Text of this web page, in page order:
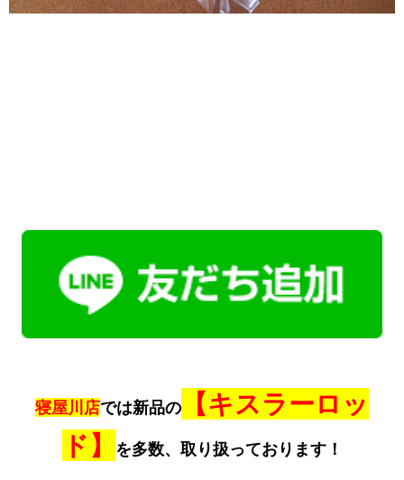
寝屋川店では新品の
【キスラーロッ
ド】
を多数、取り扱っております！